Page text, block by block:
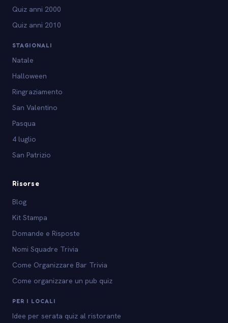
Quiz anni 2000
Quiz anni 2010
STAGIONALI
Natale
Halloween
Ringraziamento
San Valentino
Pasqua
4 luglio
San Patrizio
Risorse
Blog
Kit Stampa
Domande e Risposte
Nomi Squadre Trivia
Come Organizzare Bar Trivia
Come organizzare un pub quiz
PER I LOCALI
Idee per serata quiz al ristorante